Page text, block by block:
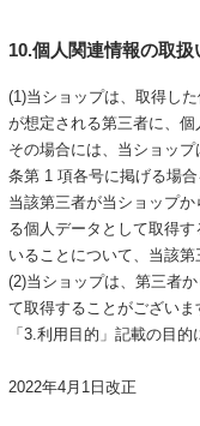
10.個人関連情報の取扱
(1)当ショップは、取得し
が想定される第三者に、個
その場合には、当ショッ
条第 1 項各号に掲げる場合
当該第三者が当ショップ
る個人データとして取得
いることについて、当該第
(2)当ショップは、第三者
て取得することがございま
「3.利用目的」記載の目的
2022年4月1日改正